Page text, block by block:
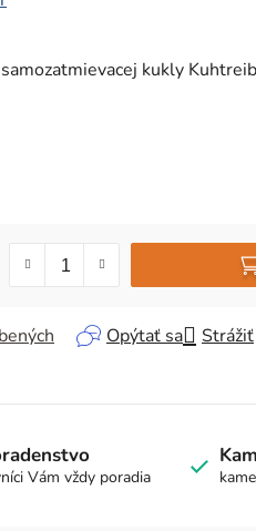
kukly
Opýtať sa Strážiť
Vám vždy poradia